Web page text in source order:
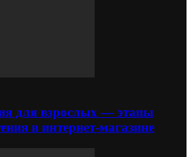
для взрослых — этапы
в интернет-магазине